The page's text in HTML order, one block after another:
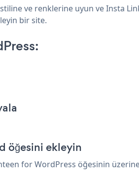
ve renklerine uyun ve Insta Link
bir site.
öğesini ekleyin
for WordPress öğesinin üzerine